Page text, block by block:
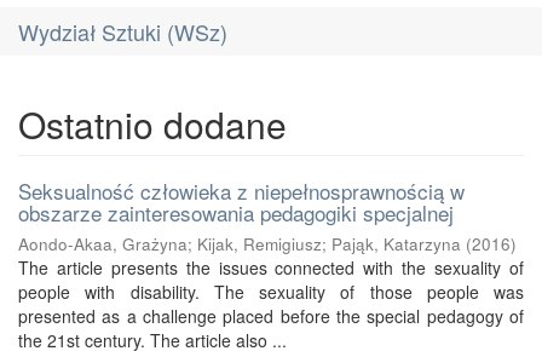
Wydział Sztuki (WSz)
Ostatnio dodane
Seksualność człowieka z niepełnosprawnością w
obszarze zainteresowania pedagogiki specjalnej
Aondo-Akaa, Grażyna; Kijak, Remigiusz; Pająk, Katarzyna (2016)
The article presents the issues connected with the sexuality of
people with disability. The sexuality of those people was
presented as a challenge placed before the special pedagogy of
the 21st century. The article also ...